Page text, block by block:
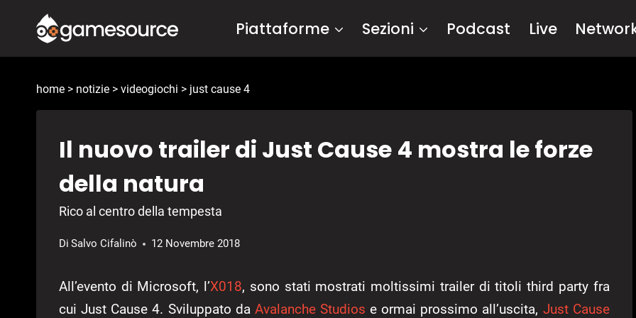
contenuto
Piattaforme Sezioni Podcast Live
home > notizie > videogiochi > just cause 4
Il nuovo trailer di Just Cause 4 mostra le forze
della natura
Rico al centro della tempesta
Di Salvo Cifalinò 12 Novembre 2018
All’evento di Microsoft, l’X018, sono stati mostrati moltissimi trailer di titoli third party fra
cui Just Cause 4. Sviluppato da Avalanche Studios e ormai prossimo all’uscita, Just Cause